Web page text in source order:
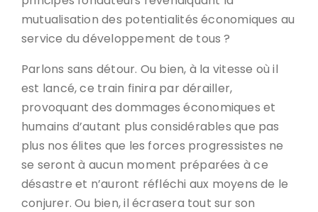
mutualisation des potentialités économiques au
service du développement de tous ?
Parlons sans détour. Ou bien, à la vitesse où il
est lancé, ce train finira par dérailler,
provoquant des dommages économiques et
humains d’autant plus considérables que pas
plus nos élites que les forces progressistes ne
se seront à aucun moment préparées à ce
désastre et n’auront réfléchi aux moyens de le
conjurer. Ou bien, il écrasera tout sur son